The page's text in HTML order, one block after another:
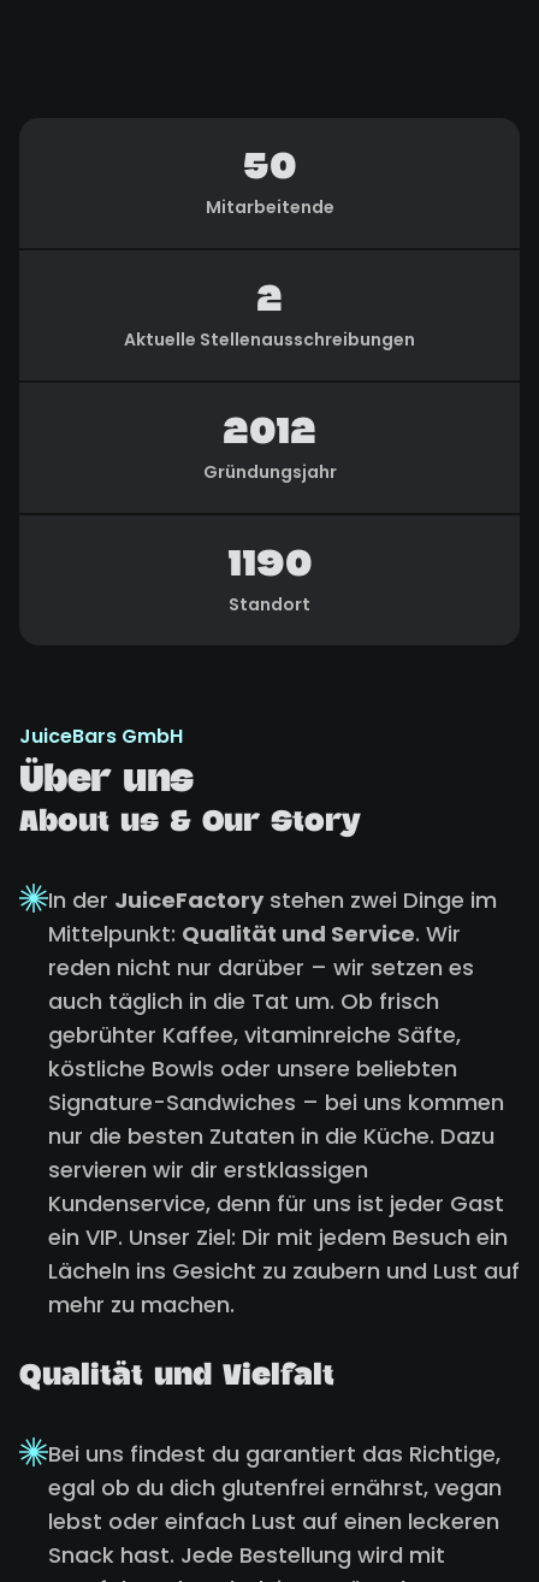
50
Mitarbeitende
2
Aktuelle Stellenausschreibungen
2012
Gründungsjahr
1190
Standort
JuiceBars GmbH
Über uns
About us & Our Story
In der JuiceFactorystehen zwei Dinge im
Mittelpunkt: Qualität und Service. Wir
reden nicht nur darüber – wir setzen es
auch täglich in die Tat um. Ob frisch
gebrühter Kaffee, vitaminreiche Säfte,
köstliche Bowls oder unsere beliebten
Signature-Sandwiches – bei uns kommen
nur die besten Zutaten in die Küche. Dazu
servieren wir dir erstklassigen
Kundenservice, denn für uns ist jeder Gast
ein VIP. Unser Ziel: Dir mit jedem Besuch ein
Lächeln ins Gesicht zu zaubern und Lust auf
mehr zu machen.
Qualität und Vielfalt
Bei uns findest du garantiert das Richtige,
egal ob du dich glutenfrei ernährst, vegan
lebst oder einfach Lust auf einen leckeren
Snack hast. Jede Bestellung wird mit